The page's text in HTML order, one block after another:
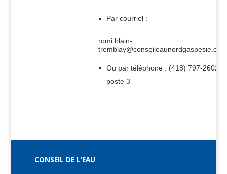
Par courriel :
romi.blain-
tremblay@conseileaunordgaspesie.ca
Ou par téléphone : (418) 797-2602
poste 3
CONSEIL DE L’EAU